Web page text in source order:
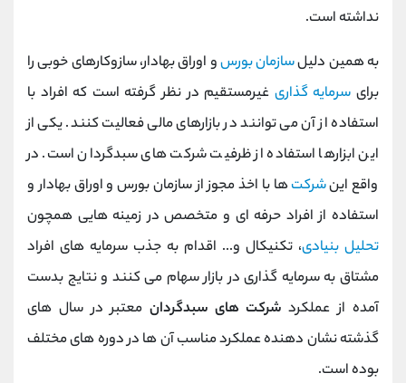
نداشته است.
به همین دلیلسازمان بورسو اوراق بهادار، سازوکارهای خوبی را
برای سرمایه گذاری غیرمستقیم در نظر گرفته است که افراد با
استفاده از آن می توانند در بازارهای مالی فعالیت کنند. یکی از
این ابزارها استفاده از ظرفیت شرکت های سبدگردان است. در
واقع اینشرکتها با اخذ مجوز از سازمان بورس و اوراق بهادار و
استفاده از افراد حرفه ای و متخصص در زمینه هایی همچون
تحلیل بنیادی، تکنیکال و... اقدام به جذب سرمایه های افراد
مشتاق به سرمایه گذاری در بازار سهام می کنند و نتایج بدست
آمده از عملکرد شرکت های سبدگردانمعتبر در سال های
گذشته نشان دهنده عملکرد مناسب آن ها در دوره های مختلف
بوده است.